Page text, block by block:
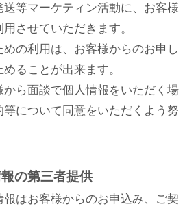
送等マーケティン活動に、お客様
させていただきます。
めの利用は、お客様からのお申し
ることが出来ます。
から面談で個人情報をいただく場
について同意をいただくよう努
の第三者提供
報はお客様からのお申込み、ご契
■■■
■■■日付■■■
約画面に進む